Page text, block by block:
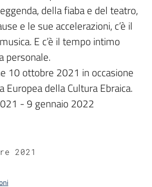
della fiaba e del teatro,
e le sue accelerazioni, c’è il
E c’è il tempo intimo
personale.
10 ottobre 2021 in occasione
Europea della Cultura Ebraica.
- 9 gennaio 2022
2021